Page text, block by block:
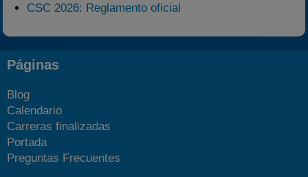
CSC 2026: Reglamento oficial
Páginas
Blog
Calendario
Carreras finalizadas
Portada
Preguntas Frecuentes